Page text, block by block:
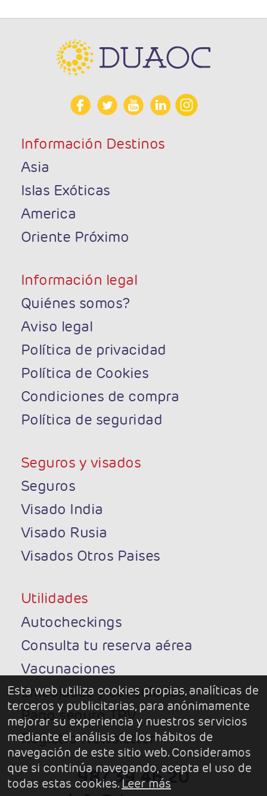
Información Destinos
Asia
Islas Exóticas
America
Oriente Próximo
Información legal
Quiénes somos?
Aviso legal
Política de privacidad
Política de Cookies
Condiciones de compra
Política de seguridad
Seguros y visados
Seguros
Visado India
Visado Rusia
Visados Otros Paises
Utilidades
Autocheckings
Consulta tu reserva aérea
Vacunaciones
Embajadas y consulados
Pago seguro TPV
Registro Newsletter
987 39 46 20
Esta web utiliza cookies propias, analíticas de
terceros y publicitarias, para anónimamente
mejorar su experiencia y nuestros servicios
mediante el análisis de los hábitos de
navegación de este sitio web. Consideramos
que si continúa navegando, acepta el uso de
todas estas cookies. Leer más